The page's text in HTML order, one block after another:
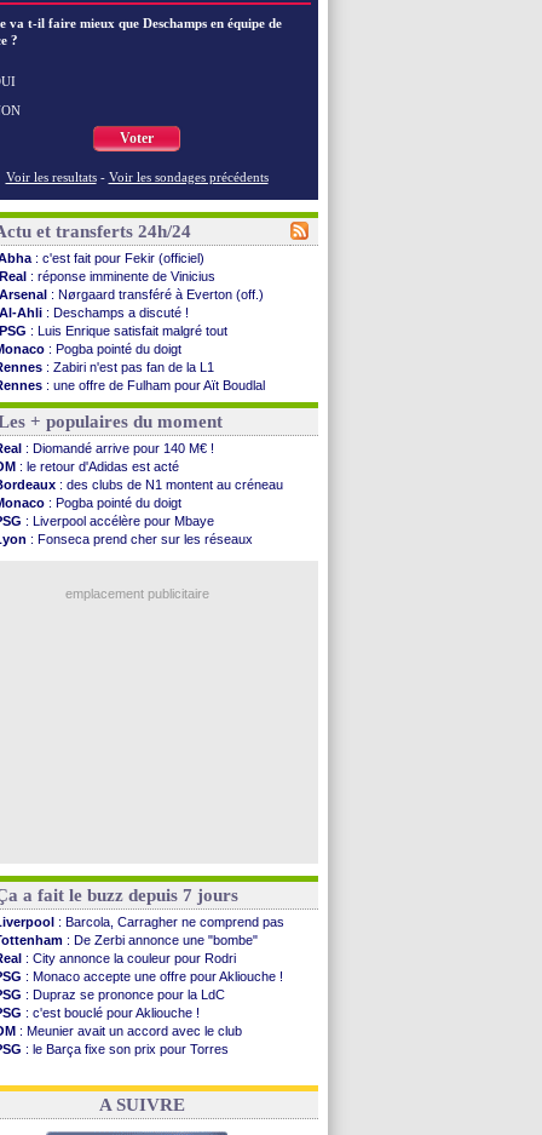
va t-il faire mieux que Deschamps en équipe de
?
Voter
Voir les resultats - Voir les sondages précédents
et transferts 24h/24
: c'est fait pour Fekir (officiel)
Real : réponse imminente de Vinicius
Arsenal : Nørgaard transféré à Everton (off.)
Al-Ahli : Deschamps a discuté !
PSG : Luis Enrique satisfait malgré tout
: Pogba pointé du doigt
: Zabiri n'est pas fan de la L1
: une offre de Fulham pour Aït Boudlal
: Thomasson et Cresswell réconciliés
: Nzonzi avait des pistes en L1
: Mangala sur le départ
: Arsenal s'incline face au Real Betis
: lourde défaite pour le PSG
City: Maresca flou pour Reijnders
: Fenerbahçe prend une belle option
Diriyah: Mbemba arrive libre (officiel)
: le plan d'Alvarez à son retour
: une promesse d'Infantino au Maroc ...
+ populaires du moment
: Diomandé arrive pour 140 M€ !
: le retour d'Adidas est acté
: des clubs de N1 montent au créneau
: Pogba pointé du doigt
: Liverpool accélère pour Mbaye
: Fonseca prend cher sur les réseaux
emplacement publicitaire
a fait le buzz depuis 7 jours
: Barcola, Carragher ne comprend pas
: De Zerbi annonce une "bombe"
: City annonce la couleur pour Rodri
: Monaco accepte une offre pour Akliouche !
: Dupraz se prononce pour la LdC
: c'est bouclé pour Akliouche !
: Meunier avait un accord avec le club
: le Barça fixe son prix pour Torres
: Infantino sollicite Trump
A SUIVRE